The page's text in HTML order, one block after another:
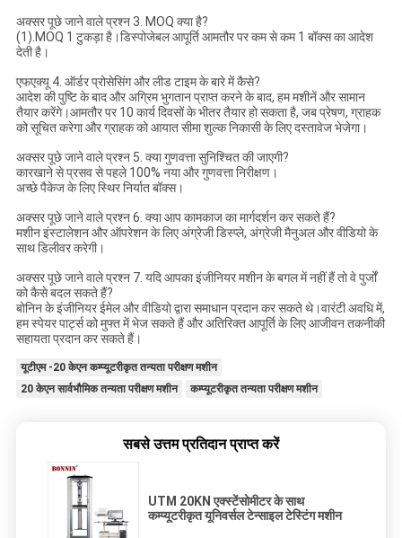
अक्सर पूछे जाने वाले प्रश्न 3. MOQ क्या है?
(1).MOQ 1 टुकड़ा है।डिस्पोजेबल आपूर्ति आमतौर पर कम से कम 1 बॉक्स का आदेश
देती है।
एफएक्यू 4. ऑर्डर प्रोसेसिंग और लीड टाइम के बारे में कैसे?
आदेश की पुष्टि के बाद और अग्रिम भुगतान प्राप्त करने के बाद, हम मशीनें और सामान
तैयार करेंगे।आमतौर पर 10 कार्य दिवसों के भीतर तैयार हो सकता है, जब प्रेषण, ग्राहक
को सूचित करेगा और ग्राहक को आयात सीमा शुल्क निकासी के लिए दस्तावेज भेजेगा।
अक्सर पूछे जाने वाले प्रश्न 5. क्या गुणवत्ता सुनिश्चित की जाएगी?
कारखाने से प्रसव से पहले 100% नया और गुणवत्ता निरीक्षण।
अच्छे पैकेज के लिए स्थिर निर्यात बॉक्स।
अक्सर पूछे जाने वाले प्रश्न 6. क्या आप कामकाज का मार्गदर्शन कर सकते हैं?
मशीन इंस्टालेशन और ऑपरेशन के लिए अंग्रेजी डिस्प्ले, अंग्रेजी मैनुअल और वीडियो के
साथ डिलीवर करेगी।
अक्सर पूछे जाने वाले प्रश्न 7. यदि आपका इंजीनियर मशीन के बगल में नहीं हैं तो वे पुर्जों
को कैसे बदल सकते हैं?
बोनिन के इंजीनियर ईमेल और वीडियो द्वारा समाधान प्रदान कर सकते थे।वारंटी अवधि में,
हम स्पेयर पार्ट्स को मुफ्त में भेज सकते हैं और अतिरिक्त आपूर्ति के लिए आजीवन तकनीकी
सहायता प्रदान कर सकते हैं।
यूटीएम -20 केएन कम्प्यूटरीकृत तन्यता परीक्षण मशीन
20 केएन सार्वभौमिक तन्यता परीक्षण मशीन
कम्प्यूटरीकृत तन्यता परीक्षण मशीन
सबसे उत्तम प्रतिदान प्राप्त करें
UTM 20KN एक्स्टेंसोमीटर के साथ
कम्प्यूटरीकृत यूनिवर्सल टेन्साइल टेस्टिंग मशीन